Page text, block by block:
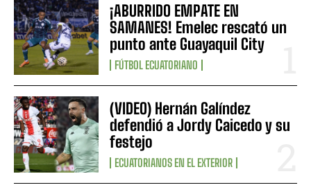
¡ABURRIDO EMPATE EN
SAMANES! Emelec rescató un
punto ante Guayaquil City
FÚTBOL ECUATORIANO
(VIDEO) Hernán Galíndez
defendió a Jordy Caicedo y su
festejo
ECUATORIANOS EN EL EXTERIOR